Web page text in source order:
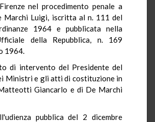
nel procedimento penale a
Marchi Luigi, iscritta al n. 111 del
1964 e pubblicata nella
della Repubblica, n. 169
1964.
di intervento del Presidente del
Ministri e gli atti di costituzione in
Giancarlo e di De Marchi
pubblica del 2 dicembre